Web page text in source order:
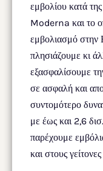
εμβολίου κατά
Moderna και το
εμβολιασμό
πλησιάζουμε κι
εξασφαλίσουμε
σε ασφαλή και
συντομότερο
με έως και 2,6
παρέχουμε
και στους